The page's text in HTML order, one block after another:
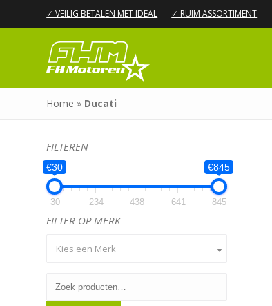
✓ VEILIG BETALEN MET IDEAL ✓ RUIM ASSORTIMENT
Home » Ducati
FILTEREN
€30 €845
30 234 438 641 845
FILTER OP MERK
Kies een Merk
Zoeken
naar: